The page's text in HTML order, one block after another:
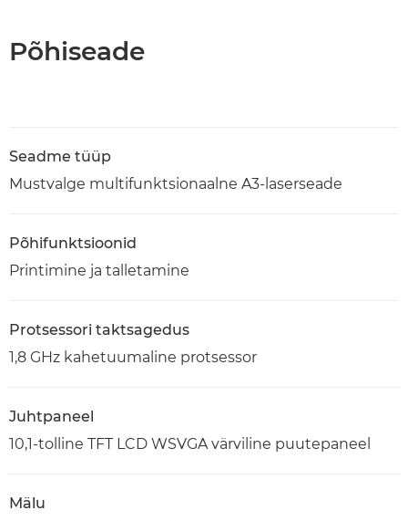
Põhiseade
Seadme tüüp
Mustvalge multifunktsionaalne A3-laserseade
Põhifunktsioonid
Printimine ja talletamine
Protsessori taktsagedus
1,8 GHz kahetuumaline protsessor
Juhtpaneel
10,1-tolline TFT LCD WSVGA värviline puutepaneel
Mälu